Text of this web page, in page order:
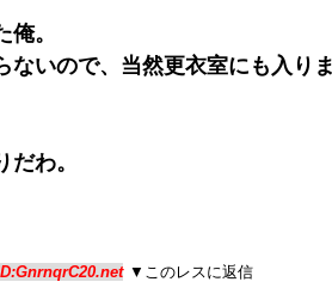
。
ないので、当然更衣室にも入り
わ。
▼このレスに返信